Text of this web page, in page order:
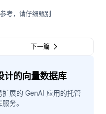
考，请仔细甄别
下一篇
计的向量数据库
展的 GenAI 应用的托管
务。